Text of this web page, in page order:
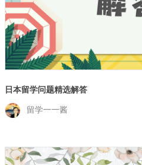
日本留学问题精选解答
留学一一酱